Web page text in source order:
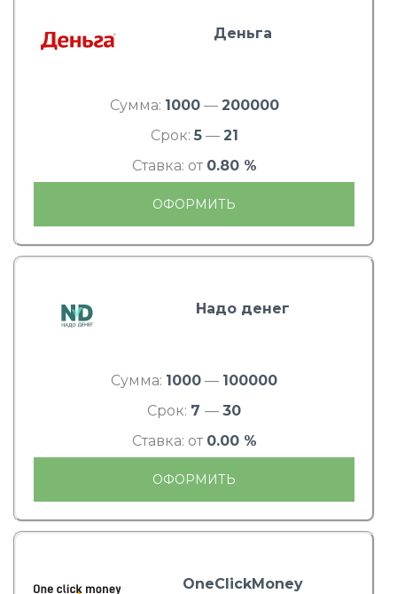
Деньга
Сумма: 1000— 200000
Срок: 5— 21
Ставка: от 0.80 %
ОФОРМИТЬ
Надо денег
Сумма: 1000 — 100000
Срок: 7 — 30
Ставка: от 0.00 %
ОФОРМИТЬ
OneClickMoney